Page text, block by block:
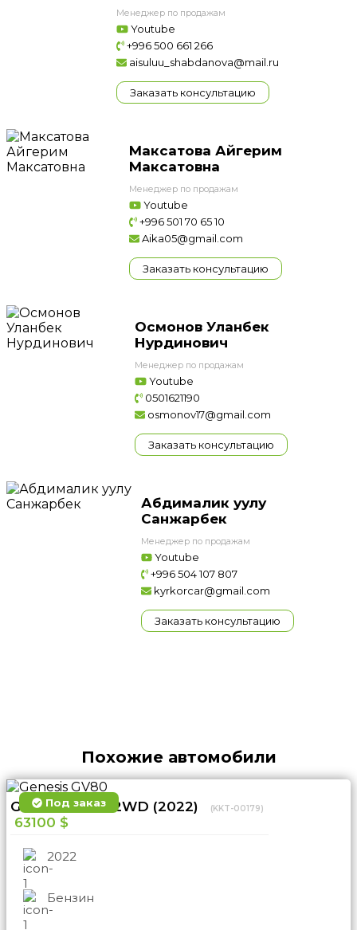
Менеджер по продажам
Youtube
+996 500 661 266
aisuluu_shabdanova@mail.ru
Заказать консультацию
Максатова Айгерим
Максатовна
Менеджер по продажам
Youtube
+996 501 70 65 10
Aika05@gmail.com
Заказать консультацию
Осмонов Уланбек
Нурдинович
Менеджер по продажам
Youtube
0501621190
osmonov17@gmail.com
Заказать консультацию
Абдималик уулу
Санжарбек
Менеджер по продажам
Youtube
+996 504 107 807
kyrkorcar@gmail.com
Заказать консультацию
Похожие автомобили
Под заказ
Genesis GV80 2WD (2022) (KKT-00179)
63100 $
2022
Бензин